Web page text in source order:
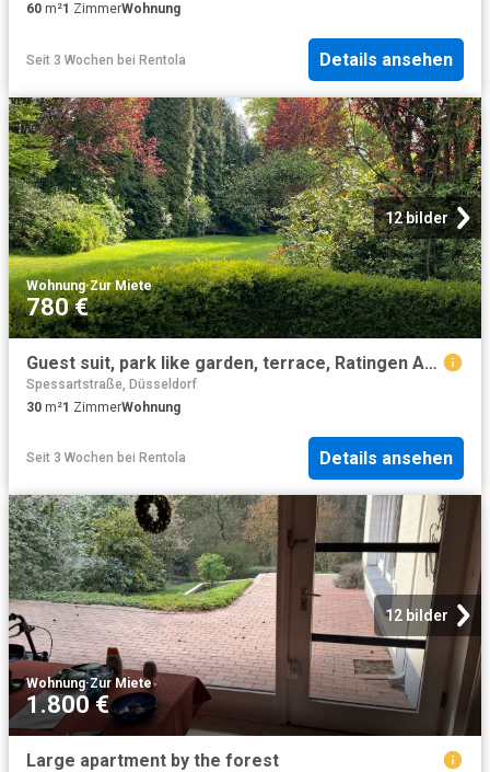
60 m²1 ZimmerWohnung
Seit 3 Wochen bei Rentola Details ansehen
12 bilder
Wohnung·Zur Miete
780 €
Guest suit, park like garden, terrace, Ratingen Amsterdam Apartments for Rent
Spessartstraße, Düsseldorf
30 m²1 ZimmerWohnung
Seit 3 Wochen bei Rentola Details ansehen
12 bilder
Wohnung·Zur Miete
1.800 €
Large apartment by the forest